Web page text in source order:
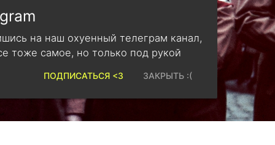
на наш охуенный телеграм канал,
тоже самое, но только под рукой
ЗАКРЫТЬ :(
ПОДПИСАТЬСЯ <3